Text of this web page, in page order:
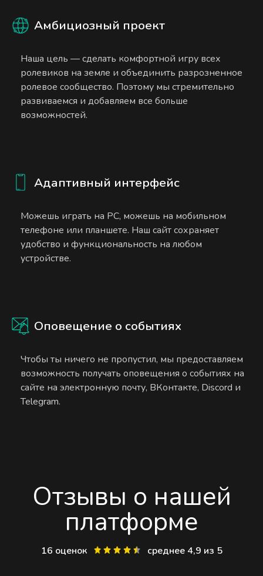
Амбициозный проект
Наша цель — сделать комфортной игру всех
ролевиков на земле и объединить разрозненное
ролевое сообщество. Поэтому мы стремительно
развиваемся и добавляем все больше
возможностей.
Адаптивный интерфейс
Можешь играть на PC, можешь на мобильном
телефоне или планшете. Наш сайт сохраняет
удобство и функциональность на любом
устройстве.
Оповещение о событиях
Чтобы ты ничего не пропустил, мы предоставляем
возможность получать оповещения о событиях на
сайте на электронную почту, ВКонтакте, Discord и
Telegram.
Отзывы о нашей
платформе
16 оценок среднее 4,9 из 5